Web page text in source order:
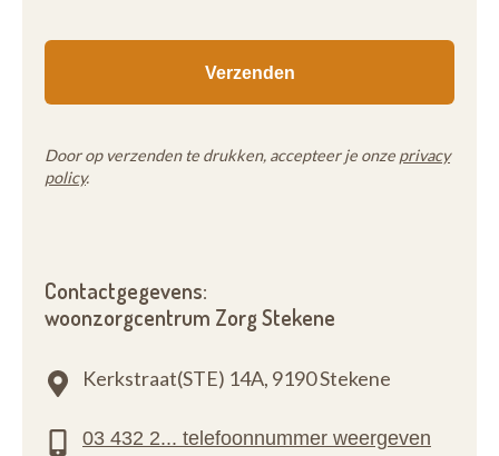
Door op verzenden te drukken, accepteer je onze privacy
policy.
Contactgegevens:
woonzorgcentrum Zorg Stekene
Kerkstraat(STE) 14A, 9190 Stekene